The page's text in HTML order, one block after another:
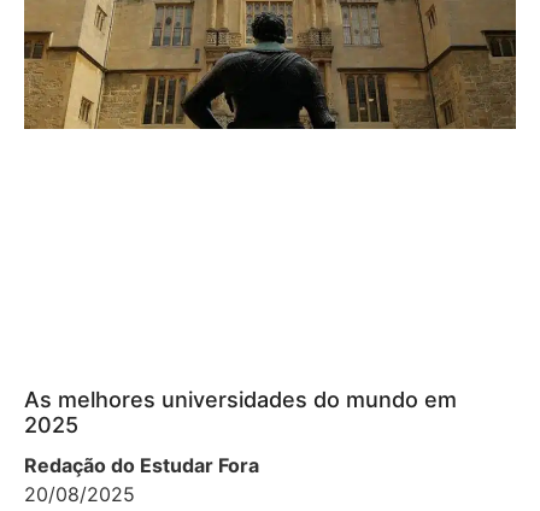
As melhores universidades do mundo em
2025
Redação do Estudar Fora
20/08/2025